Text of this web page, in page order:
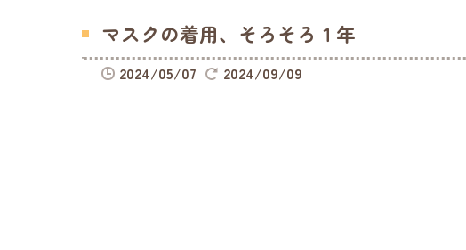
マスクの着用、そろそろ１年
2024/05/07 2024/09/09